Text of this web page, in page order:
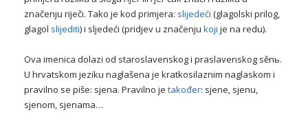
značenju riječi. Tako je kod primjera: slijedeći (glagolski prilog,
glagol slijediti) i sljedeći (pridjev u značenju koji je na redu).
Ova imenica dolazi od staroslavenskog i praslavenskog sěnь.
U hrvatskom jeziku naglašena je kratkosilaznim naglaskom i
pravilno se piše: sjena. Pravilno je također: sjene, sjenu,
sjenom, sjenama…